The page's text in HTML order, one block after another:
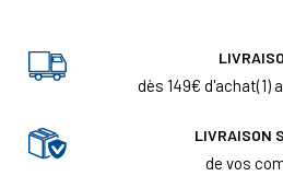
dès 149€ d'achat(1)
LIVRAISON
de vos